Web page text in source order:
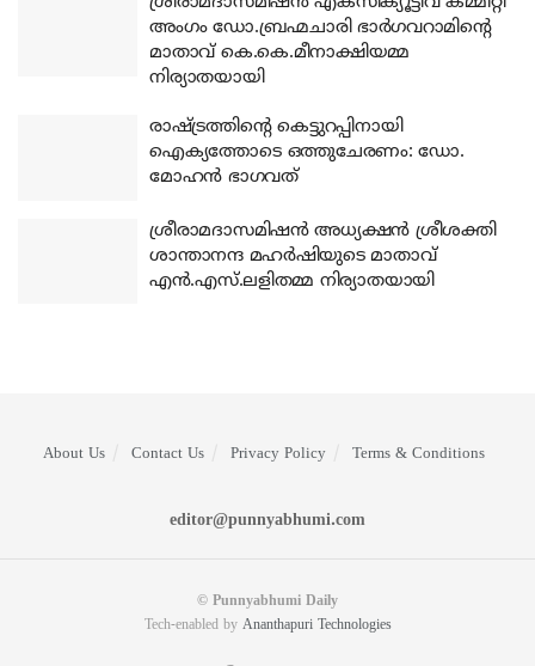
അംഗം ഡോ.ബ്രഹ്മചാരി ഭാര്‍ഗവറാമിന്റെ
മാതാവ് കെ.കെ.മീനാക്ഷിയമ്മ
നിര്യാതയായി
രാഷ്ട്രത്തിന്റെ കെട്ടുറപ്പിനായി
ഐക്യത്തോടെ ഒത്തുചേരണം: ഡോ.
മോഹന്‍ ഭാഗവത്
ശ്രീരാമദാസമിഷന്‍ അധ്യക്ഷന്‍ ശ്രീശക്തി
ശാന്താനന്ദ മഹര്‍ഷിയുടെ മാതാവ്
എന്‍.എസ്.ലളിതമ്മ നിര്യാതയായി
About Us Contact Us Privacy Policy Terms & Conditions
editor@punnyabhumi.com
© Punnyabhumi Daily
Tech-enabled by Ananthapuri Technologies